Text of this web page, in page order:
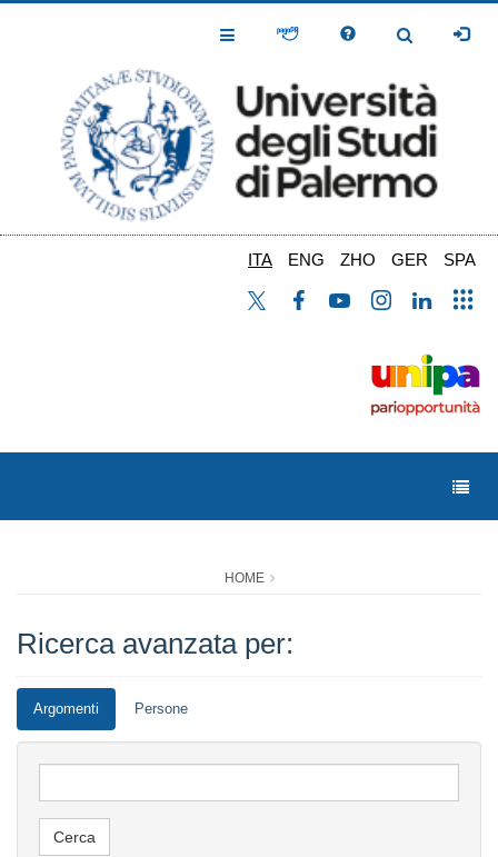
Toggle
Toggle
ITA ENG ZHO GER SPA
HOME
Ricerca avanzata per:
Argomenti Persone